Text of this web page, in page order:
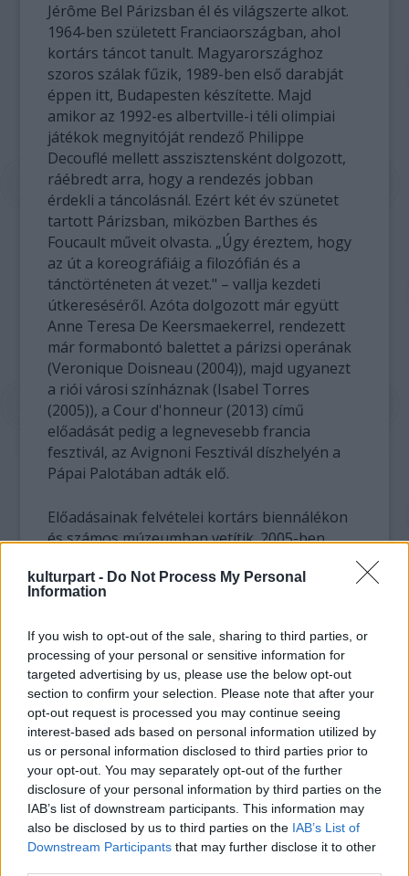
kulturpart - Do Not Process My Personal
Information
If you wish to opt-out of the sale, sharing to third parties, or
processing of your personal or sensitive information for
targeted advertising by us, please use the below opt-out
section to confirm your selection. Please note that after your
opt-out request is processed you may continue seeing
interest-based ads based on personal information utilized by
us or personal information disclosed to third parties prior to
your opt-out. You may separately opt-out of the further
disclosure of your personal information by third parties on the
IAB’s list of downstream participants. This information may
also be disclosed by us to third parties on the IAB’s List of
Downstream Participants that may further disclose it to other
Jérôme Bel Párizsban él és világszerte alkot.
1964-ben született Franciaországban, ahol
kortárs táncot tanult. Magyarországhoz
szoros szálak fűzik, 1989-ben első darabját
éppen itt, Budapesten készítette. Majd
amikor az 1992-es albertville-i téli olimpiai
játékok megnyitóját rendező Philippe
Decouflé mellett asszisztensként dolgozott,
ráébredt arra, hogy a rendezés jobban
érdekli a táncolásnál. Ezért két év szünetet
tartott Párizsban, miközben Barthes és
Foucault műveit olvasta. „Úgy éreztem, hogy
az út a koreográfiáig a filozófián és a
tánctörténeten át vezet." – vallja kezdeti
útkereséséről. Azóta dolgozott már együtt
Anne Teresa De Keersmaekerrel, rendezett
már formabontó balettet a párizsi operának
(Veronique Doisneau (2004)), majd ugyanezt
a riói városi színháznak (Isabel Torres
(2005)), a Cour d'honneur (2013) című
előadását pedig a legnevesebb francia
fesztivál, az Avignoni Fesztivál díszhelyén a
Pápai Palotában adták elő.
Előadásainak felvételei kortárs biennálékon
és számos múzeumban vetítik. 2005-ben
must go oncímű előadásáért. 2008-ban Pichet
Klunchunnal közös darabjukért Európa egyik
Routes Princess Margriet – a kulturális
sokszínűségért díjjal tüntették ki őket. 2013-
ban a Disabled Theater (2012) beválogatták a
berlini Theatertreffen-be és megnyerte a
Swiss Dance Awards-ot kortárstánc
kategóriában.